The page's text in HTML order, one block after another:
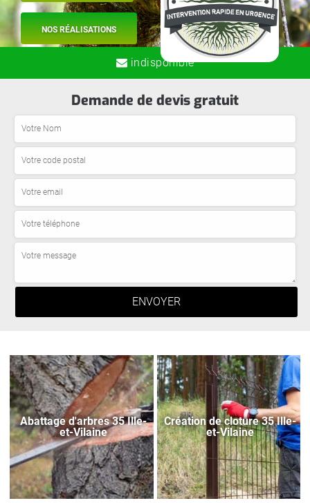
NOS RÉALISATIONS
indisponible
Demande de devis gratuit
Abattage d'arbres 35 Ille-
et-Vilaine
Création de cloture 35 Ille-
et-Vilaine